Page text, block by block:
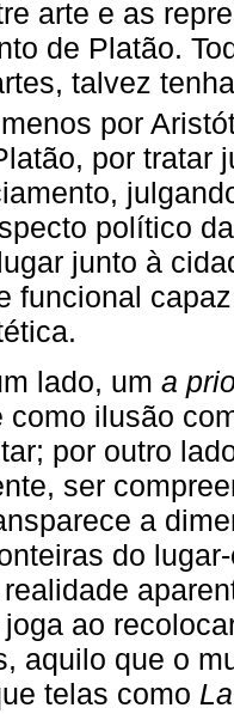
arte e as
de Platão.
talvez
por
por tratar
político
junto à
funcional
lado, um a
como ilusão
por outro
ser
a
do
ao
aquilo que o
telas como